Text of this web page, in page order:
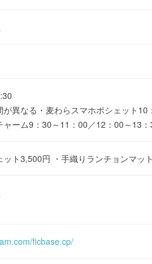
が異なる・麦わらスマホポシェット
ャーム9：30～11：00／12：00～13：
ット3,500円 ・手織りランチョンマ
ficbase.cp/